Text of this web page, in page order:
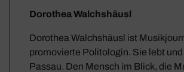
Dorothea Walchshäusl
Dorothea Walchshäusl ist
promovierte Politologin. Sie lebt
Passau. Den Mensch im Blick, die